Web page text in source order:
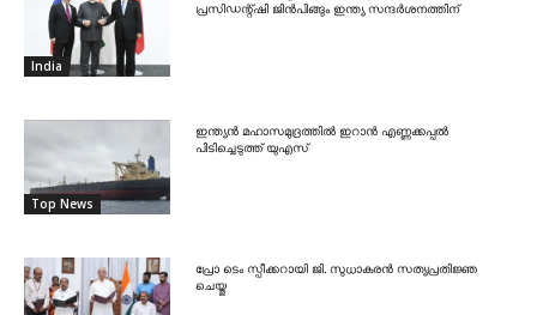
India
പ്രസിഡന്റ്ഷി ജിൻപിങ്ങും ഇന്ത്യ സന്ദർശനത്തിന്
Top News
ഇന്ത്യൻ മഹാസമുദ്രത്തിൽ ഇറാൻ എണ്ണക്കപ്പൽ
പിടിച്ചെടുത്ത് യുഎസ്
പ്രോ ടെം സ്പീക്കറായി ജി. സുധാകരൻ സത്യപ്രതിജ്ഞ
ചെയ്തു